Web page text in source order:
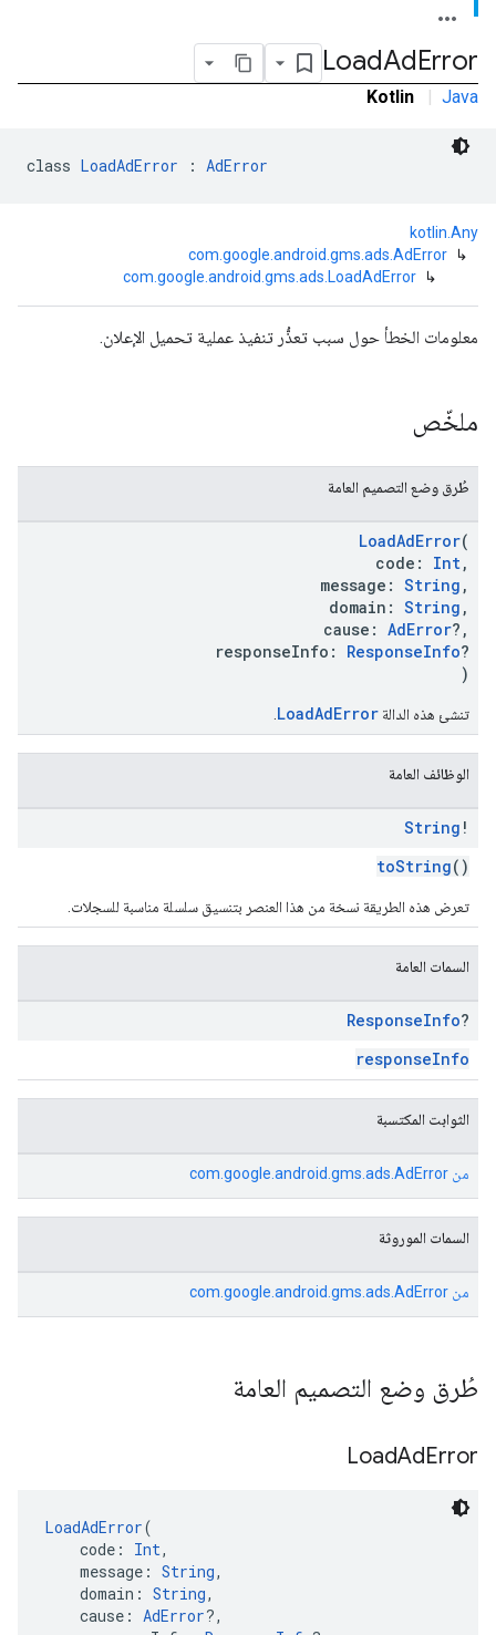
LoadAdError
Kotlin | Java
class LoadAdError : AdError
kotlin.Any
↳
com.google.android.gms.ads.AdError
↳
com.google.android.gms.ads.LoadAdError
معلومات الخطأ حول سبب تعذُّر تنفيذ عملية تحميل الإعلان.
ملخّص
طُرق وضع التصميم العامة
LoadAdError(
code: Int,
message: String ,
domain: String ,
cause: AdError?,
responseInfo: ResponseInfo?
)
تنشئ هذه الدالة LoadAdError
الوظائف العامة
String !
toString()
تعرض هذه الطريقة نسخة من هذا العنصر بتنسيق سلسلة مناسبة للسجلات.
السمات العامة
ResponseInfo?
responseInfo
الثوابت المكتسبة
من com.google.android.gms.ads.AdError
السمات الموروثة
من com.google.android.gms.ads.AdError
طُرق وضع التصميم العامة
LoadAdError
LoadAdError(
code: Int,
message: String,
domain: String,
cause: AdError?,